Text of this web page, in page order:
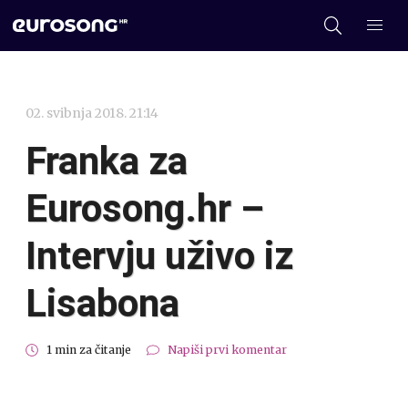
02. svibnja 2018. 21:14
Franka za
Eurosong.hr –
Intervju uživo iz
Lisabona
1 min za čitanje Napiši prvi komentar